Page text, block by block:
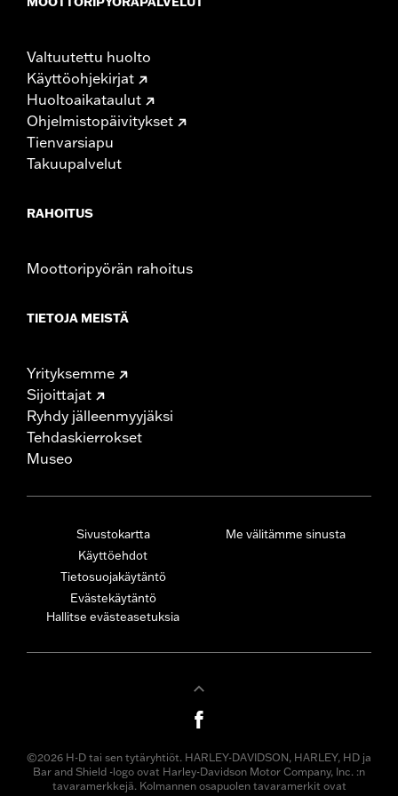
Valtuutettu huolto
Käyttöohjekirjat
Huoltoaikataulut
Ohjelmistopäivitykset
Tienvarsiapu
Takuupalvelut
RAHOITUS
Moottoripyörän rahoitus
TIETOJA MEISTÄ
Yrityksemme
Sijoittajat
Ryhdy jälleenmyyjäksi
Tehdaskierrokset
Museo
Sivustokartta
Käyttöehdot
Tietosuojakäytäntö
Evästekäytäntö
Hallitse evästeasetuksia
Me välitämme sinusta
©2026 H-D tai sen tytäryhtiöt. HARLEY-DAVIDSON, HARLEY, HD ja
Bar and Shield -logo ovat Harley-Davidson Motor Company, Inc. :n
tavaramerkkejä. Kolmannen osapuolen tavaramerkit ovat